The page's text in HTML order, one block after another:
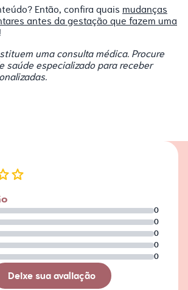
Então, confira quaismudanças
antes da gestação que fazem uma
!
uma consulta médica. Procure
saúde especializado para receber
0
0
0
0
0
Deixe sua avaliação